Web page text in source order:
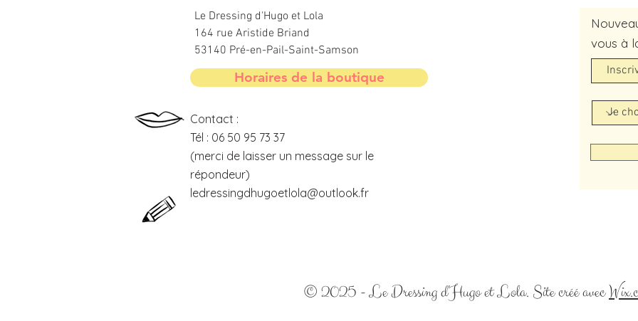
Le Dressing d'Hugo et Lola
164 rue Aristide Briand
53140 Pré-en-Pail-Saint-Samson
Horaires de la boutique
Contact :
Tél : 06 50 95 73 37
(merci de laisser un message sur le
répondeur)
ledressingdhugoetlola@outlook.fr
vous à
© 2025 - Le Dressing d'Hugo et Lola. Site créé avec